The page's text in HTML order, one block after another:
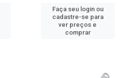
Faça seu login ou
cadastre-se para
ver preços e
comprar